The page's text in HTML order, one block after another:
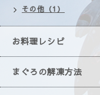
その他（1）
お料理レシピ
まぐろの解凍方法